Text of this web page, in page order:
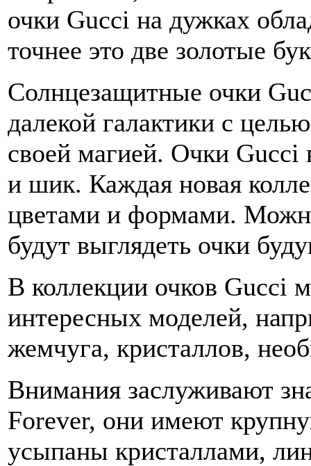
очки Gucci на дужках
точнее это две золотые
Солнцезащитные очки
далекой галактики с
своей магией. Очки
и шик. Каждая новая
цветами и формами.
будут выглядеть очки
В коллекции очков Gucci
интересных моделей,
жемчуга, кристаллов,
Внимания заслуживают
Forever, они имеют
усыпаны кристаллами,